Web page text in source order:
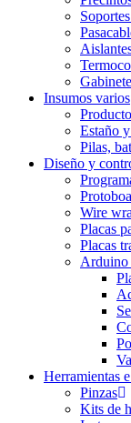
Insumos varios
Estaño
Pilas,
Diseño y
Wire
Placas
Placas
Arduino
Herramientas
Pinzas
Kits de